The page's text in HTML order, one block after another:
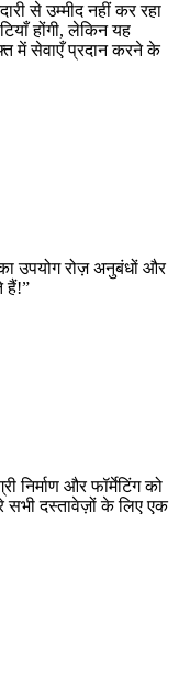
से उम्मीद नहीं कर रहा
होंगी, लेकिन यह
में सेवाएँ प्रदान करने के
उपयोग रोज़ अनुबंधों और
हैं!”
निर्माण और फॉर्मेटिंग को
सभी दस्तावेज़ों के लिए एक